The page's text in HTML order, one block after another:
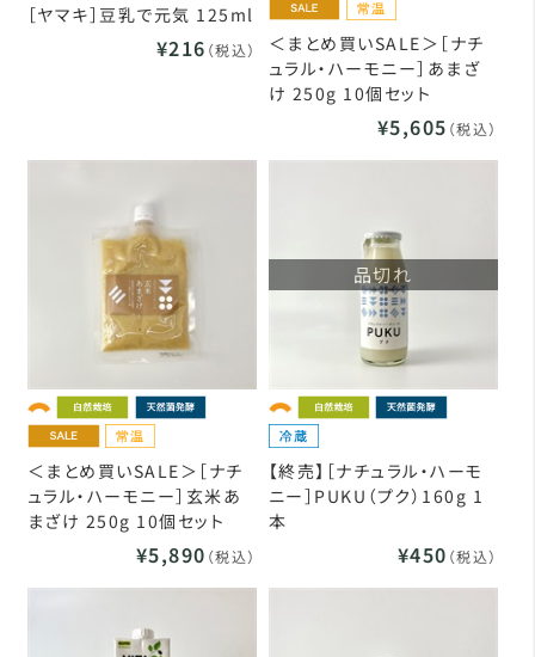
［ヤマキ］豆乳で元気 125ml
¥216 （税込）
＜まとめ買いSALE＞［ナチ
ュラル・ハーモニー］あまざ
け 250g 10個セット
¥5,605 （税込）
＜まとめ買いSALE＞［ナチ
ュラル・ハーモニー］玄米あ
まざけ 250g 10個セット
¥5,890 （税込）
品切れ
【終売】［ナチュラル・ハーモ
ニー］PUKU（プク）160g 1
本
¥450 （税込）